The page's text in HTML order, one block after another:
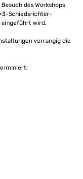
des Workshops
Schiedsrichter-
eingeführt wird.
vorrangig die